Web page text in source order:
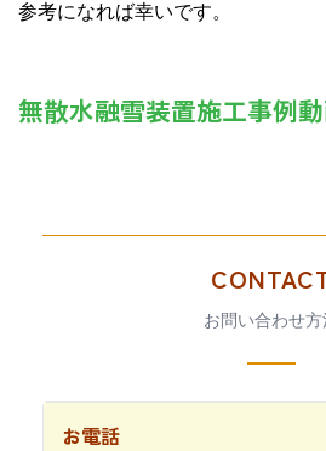
参考になれば幸いです。
無散水融雪装置施工事例
お問い合わせ
お電話